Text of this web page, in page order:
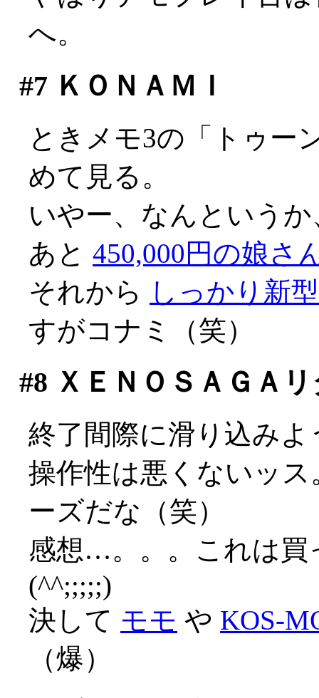
へ。
#7 ＫＯＮＡＭＩ
ときメモ3の「トゥー
めて見る。
いやー、なんという
あと 450,000円の娘さ
それから しっかり新
すがコナミ（笑）
#8 ＸＥＮＯＳＡＧＡ
終了間際に滑り込み
操作性は悪くないッ
ーズだな（笑）
感想…。。。これは
(^^;;;;;)
決して モモ や KOS-
（爆）